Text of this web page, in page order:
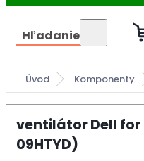
Hľadanie
Úvod Komponenty
ventilátor Dell for
09HTYD)